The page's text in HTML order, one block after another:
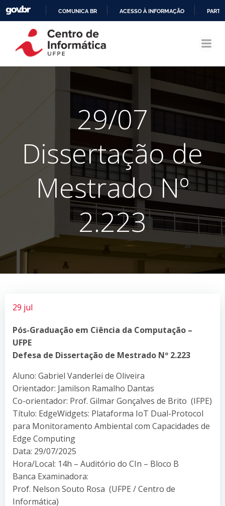
CONTEÚDO
COMUNICA BR ACESSO À INFORMAÇÃO
29/07
Dissertação de
Mestrado Nº
2.223
29 jul
Pós-Graduação em Ciência da Computação –
UFPE
Defesa de Dissertação de Mestrado Nº 2.223
Aluno: Gabriel Vanderlei de Oliveira
Orientador: Jamilson Ramalho Dantas
Co-orientador: Prof. Gilmar Gonçalves de Brito (IFPE)
Título: EdgeWidgets: Plataforma IoT Dual-Protocol
para Monitoramento Ambiental com Capacidades de
Edge Computing
Data: 29/07/2025
Hora/Local: 14h – Auditório do CIn – Bloco B
Banca Examinadora:
Prof. Nelson Souto Rosa (UFPE / Centro de
Informática)